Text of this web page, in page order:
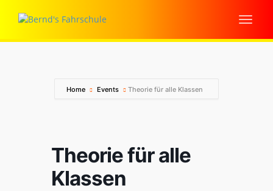
Home Events Theorie für alle Klassen
Theorie für alle
Klassen